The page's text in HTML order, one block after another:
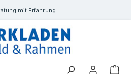
mit Erfahrung